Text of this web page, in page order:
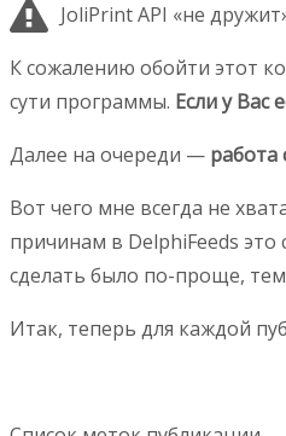
JoliPrint API «не
К сожалению обойти этот
сути программы. Если у Вас
Далее на очереди — работа
Вот чего мне всегда не
причинам в DelphiFeeds это
сделать было по-проще,
Итак, теперь для каждой